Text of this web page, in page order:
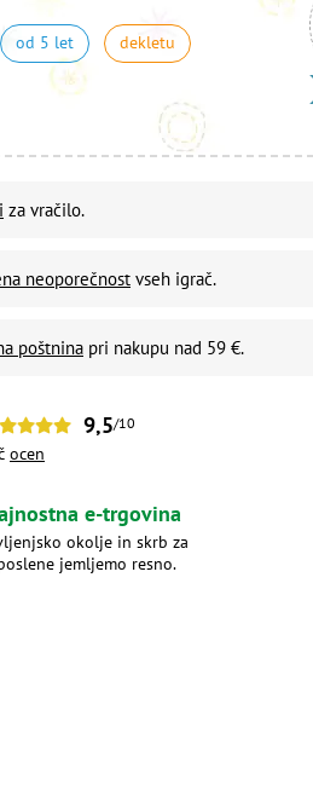
od 5 let dekletu
za vračilo.
neoporečnost vseh igrač.
poštnina pri nakupu nad 59 €.
9,5/10
ocen
e-trgovina
okolje in skrb za
jemljemo resno.